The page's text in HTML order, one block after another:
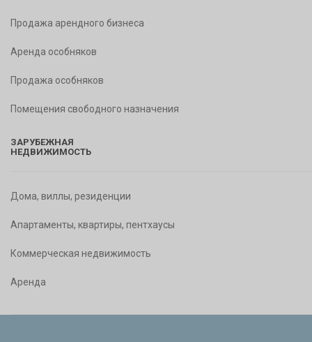
Продажа арендного бизнеса
Аренда особняков
Продажа особняков
Помещения свободного назначения
ЗАРУБЕЖНАЯ
НЕДВИЖИМОСТЬ
Дома, виллы, резиденции
Апартаменты, квартиры, пентхаусы
Коммерческая недвижимость
Аренда